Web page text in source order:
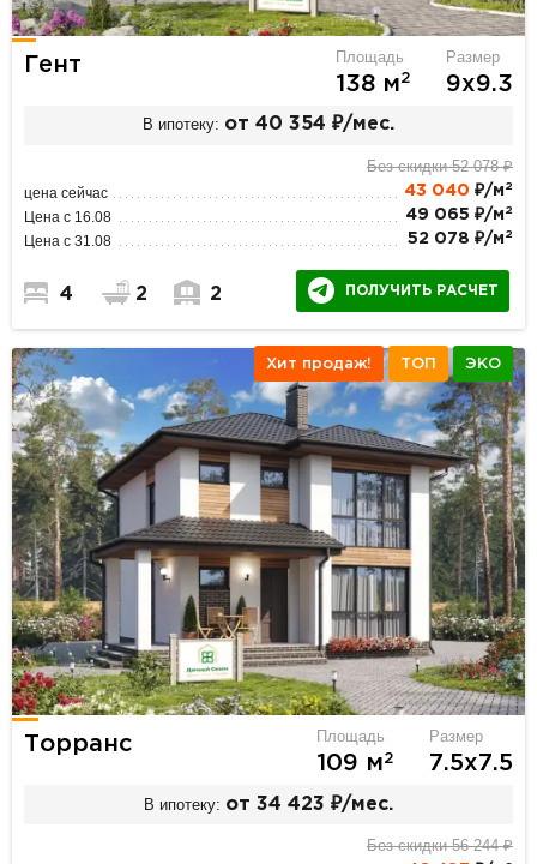
Гент Площадь
138 м2
Размер
9х9.3
В ипотеку: от 40 354 ₽/мес.
Без скидки 52 078 ₽
цена сейчас 43 040 ₽/м 2
Цена с 16.08 49 065 ₽/м 2
Цена с 31.08 52 078 ₽/м 2
4 2 2 ПОЛУЧИТЬ РАСЧЕТ
Хит продаж! ТОП ЭКО
Торранс Площадь
109 м2
Размер
7.5х7.5
В ипотеку: от 34 423 ₽/мес.
Без скидки 56 244 ₽